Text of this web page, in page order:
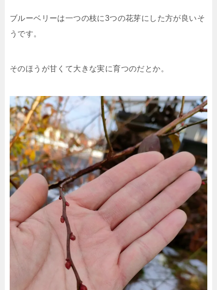
ブルーベリーは一つの枝に3つの花芽にした方が良いそ
うです。
そのほうが甘くて大きな実に育つのだとか。